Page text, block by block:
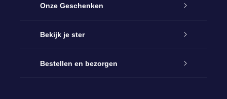
Service
Contact
Blog
Onze Geschenken
Online Star Gift
OSR Cadeaupakket
Bekijk je ster
Sterrenregister
Bestellen en bezorgen